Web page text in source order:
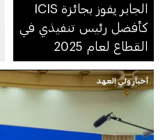
الجابر يفوز بجائزة ICIS
كأفضل رئيس تنفيذي في
القطاع لعام 2025
أخبار ولي العهد